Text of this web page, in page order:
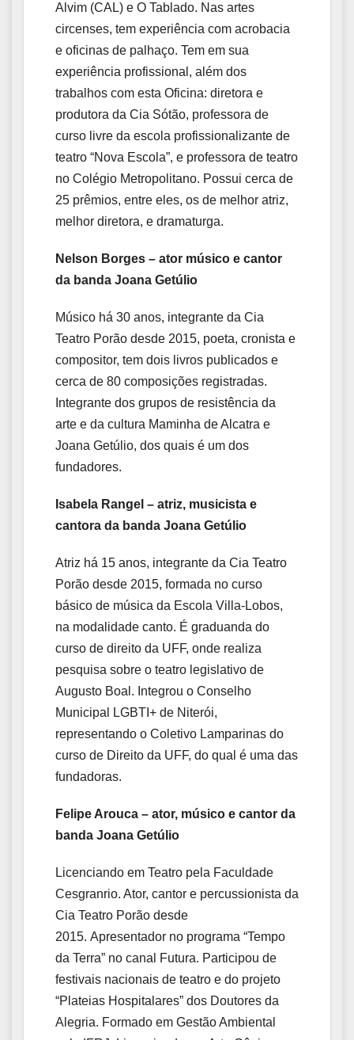
Alvim (CAL) e O Tablado. Nas artes
circenses, tem experiência com acrobacia
e oficinas de palhaço. Tem em sua
experiência profissional, além dos
trabalhos com esta Oficina: diretora e
produtora da Cia Sótão, professora de
curso livre da escola profissionalizante de
teatro “Nova Escola”, e professora de teatro
no Colégio Metropolitano. Possui cerca de
25 prêmios, entre eles, os de melhor atriz,
melhor diretora, e dramaturga.
Nelson Borges – ator músico e cantor
da banda Joana Getúlio
Músico há 30 anos, integrante da Cia
Teatro Porão desde 2015, poeta, cronista e
compositor, tem dois livros publicados e
cerca de 80 composições registradas.
Integrante dos grupos de resistência da
arte e da cultura Maminha de Alcatra e
Joana Getúlio, dos quais é um dos
fundadores.
Isabela Rangel – atriz, musicista e
cantora da banda Joana Getúlio
Atriz há 15 anos, integrante da Cia Teatro
Porão desde 2015, formada no curso
básico de música da Escola Villa-Lobos,
na modalidade canto. É graduanda do
curso de direito da UFF, onde realiza
pesquisa sobre o teatro legislativo de
Augusto Boal. Integrou o Conselho
Municipal LGBTI+ de Niterói,
representando o Coletivo Lamparinas do
curso de Direito da UFF, do qual é uma das
fundadoras.
Felipe Arouca – ator, músico e cantor da
banda Joana Getúlio
Licenciando em Teatro pela Faculdade
Cesgranrio. Ator, cantor e percussionista da
Cia Teatro Porão desde
2015. Apresentador no programa “Tempo
da Terra” no canal Futura. Participou de
festivais nacionais de teatro e do projeto
“Plateias Hospitalares” dos Doutores da
Alegria. Formado em Gestão Ambiental